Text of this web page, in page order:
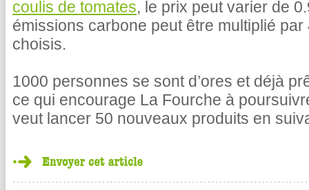
coulis de tomates, le prix peut varier de
émissions carbone peut être multiplié
choisis.
1000 personnes se sont d’ores et déjà
ce qui encourage La Fourche à
veut lancer 50 nouveaux produits en